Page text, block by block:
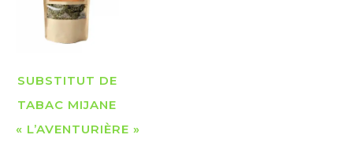
SUBSTITUT DE
TABAC MIJANE
« L’AVENTURIÈRE »